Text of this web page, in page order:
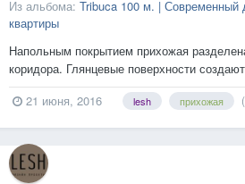
Из альбома: Tribuca 100 м. | Современный
квартиры
Напольным покрытием прихожая
коридора. Глянцевые поверхности
Все детали и нюансы дизайн-проекта
21 июня, 2016
lesh прихожая